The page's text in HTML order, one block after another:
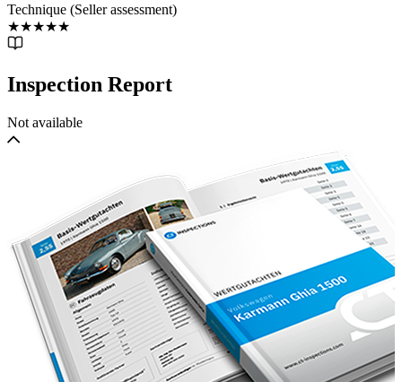
Technique (Seller assessment)
★★★★★
Inspection Report
Not available